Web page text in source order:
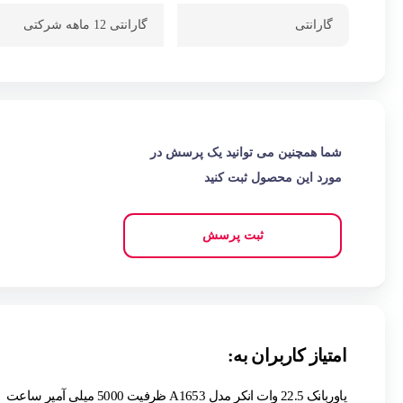
گارانتی گارانتی 12 ماهه شرکتی
شما همچنین می توانید یک پرسش در
مورد این محصول ثبت کنید
ثبت پرسش
امتیاز کاربران به:
پاوربانک 22.5 وات انکر مدل A1653 ظرفیت 5000 میلی آمپر ساعت